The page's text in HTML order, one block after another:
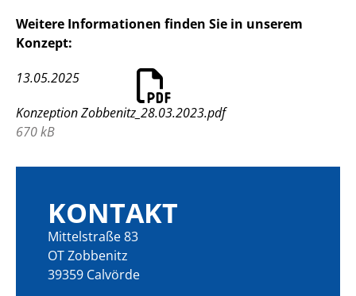
Weitere Informationen finden Sie in unserem
Konzept:
13.05.2025
Konzeption Zobbenitz_28.03.2023.pdf
670 kB
KONTAKT
Mittelstraße 83
OT Zobbenitz
39359 Calvörde